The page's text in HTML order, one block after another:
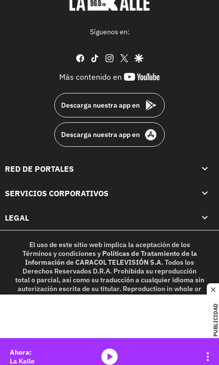
PUBLICIDAD
Síguenos en:
facebook
tiktok instagram
twittergoogle
Más contenido en
youtube-
Descarga nuestra app en
Descarga nuestra app en
RED DE PORTALES
SERVICIOS CORPORATIVOS
LEGAL
El uso de este sitio web implica la aceptación de los
Términos y condicionesy Políticas de Tratamiento de la
InformacióndeCARACOL TELEVISIÓN S.A.Todos los
Derechos Reservados D.R.A. Prohibida su reproducción
total o parcial, así como su traducción a cualquier idioma sin
autorización escrita de su titular. Reproduction in whole or
in part, or translation without written permission is
La Kalle